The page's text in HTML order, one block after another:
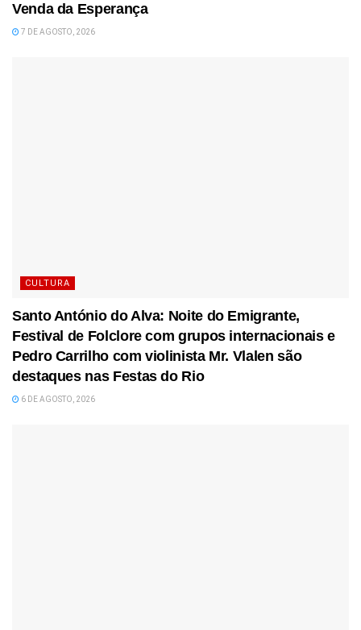
Venda da Esperança
7 DE AGOSTO, 2026
CULTURA
Santo António do Alva: Noite do Emigrante,
Festival de Folclore com grupos internacionais e
Pedro Carrilho com violinista Mr. Vlalen são
destaques nas Festas do Rio
6 DE AGOSTO, 2026